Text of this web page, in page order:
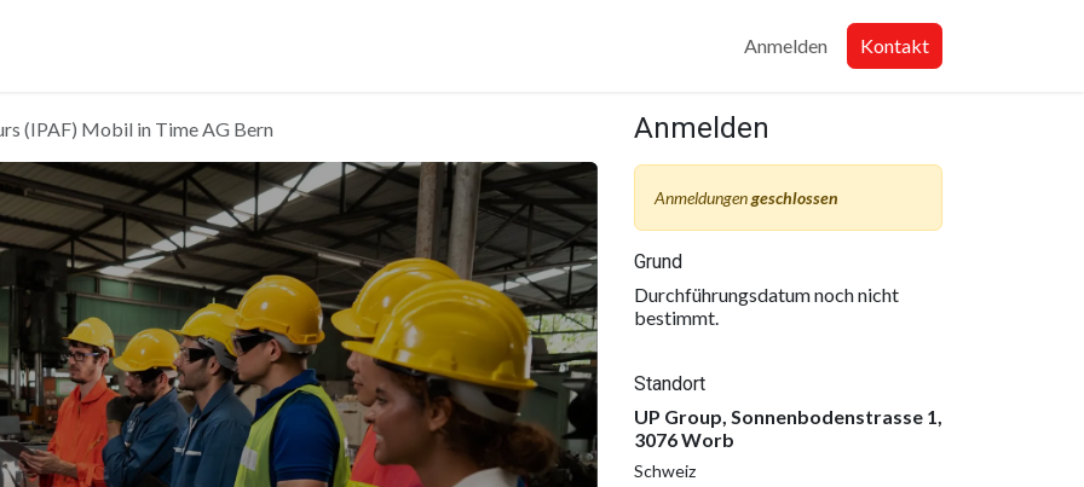
Anmelden Kontakt
(IPAF) Mobil in Time AG Bern Anmelden
Anmeldungengeschlossen
Grund
Durchführungsdatum noch nicht
bestimmt.
Standort
UP Group, Sonnenbodenstrasse 1,
3076 Worb
Schweiz